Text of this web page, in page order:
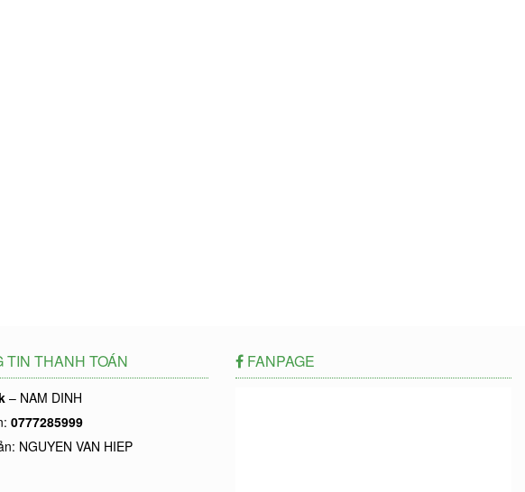
THANH TOÁN
– NAM DINH
0777285999
NGUYEN VAN HIEP
FANPAGE